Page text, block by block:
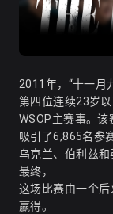
2011年，“十一月
第四位连续23岁
WSOP主赛事。该
吸引了6,865名参
乌克兰、伯利兹和
最终，
这场比赛由一个
赢得。